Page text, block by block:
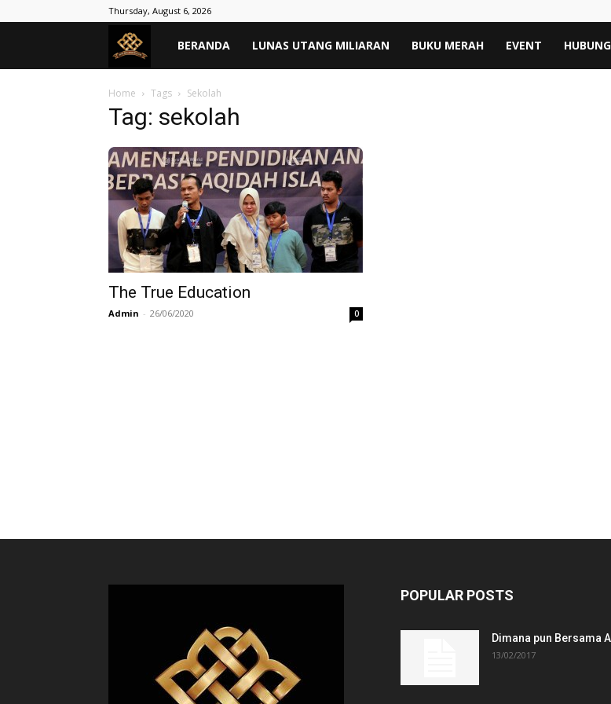
Thursday, August 6, 2026
MASYARAKAT
TANPA
–
Lunas
BERANDA LUNAS UTANG MILIARAN BUKU MERAH EVENT
Home Tags Sekolah
Tag: sekolah
The True Education
Admin - 26/06/2020 0
POPULAR POSTS
Dimana pun Bersama
13/02/2017